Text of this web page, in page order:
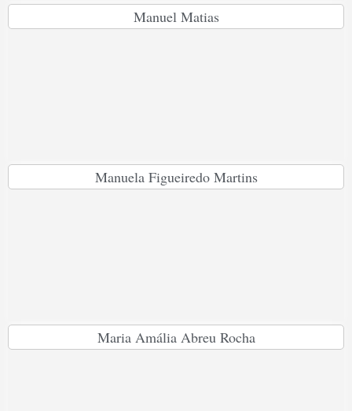
Manuel Matias
Manuela Figueiredo Martins
Maria Amália Abreu Rocha